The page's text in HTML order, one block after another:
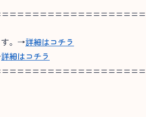
す。→詳細はコチラ
詳細はコチラ